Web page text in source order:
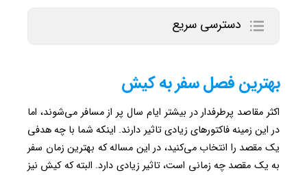
دسترسی سریع
بهترین فصل سفر به کیش
اکثر مقاصد پرطرفدار در بیشتر ایام سال پر از مسافر می‌شوند، اما
در این زمینه فاکتورهای زیادی تاثیر دارند. اینکه شما با چه هدفی
یک مقصد را انتخاب می‌کنید، در این مساله که بهترین زمان سفر
به یک مقصد چه زمانی است، تاثیر زیادی دارد. البته که کیش نیز